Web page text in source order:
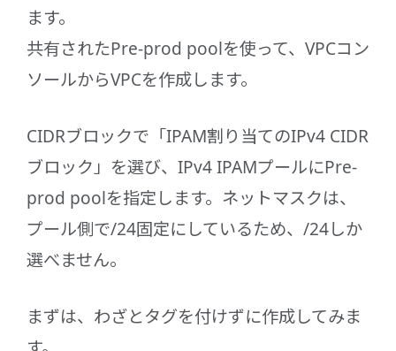
ます。
共有されたPre-prod poolを使って、VPCコン
ソールからVPCを作成します。
CIDRブロックで「IPAM割り当てのIPv4 CIDR
ブロック」を選び、IPv4 IPAMプールにPre-
prod poolを指定します。ネットマスクは、
プール側で/24固定にしているため、/24しか
選べません。
まずは、わざとタグを付けずに作成してみま